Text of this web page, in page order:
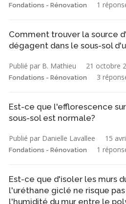
Fondations - Rénovation 1
Comment trouver la source
dégagent dans le sous-sol
Publié par B. Mathieu 21 octobre
Fondations - Rénovation 3
Est-ce que l'efflorescence
sous-sol est normale?
Publié par Danielle Lavallee 15
Fondations - Rénovation 1
Est-ce que d'isoler les murs
l'uréthane giclé ne risque
l'humidité du mur entre le